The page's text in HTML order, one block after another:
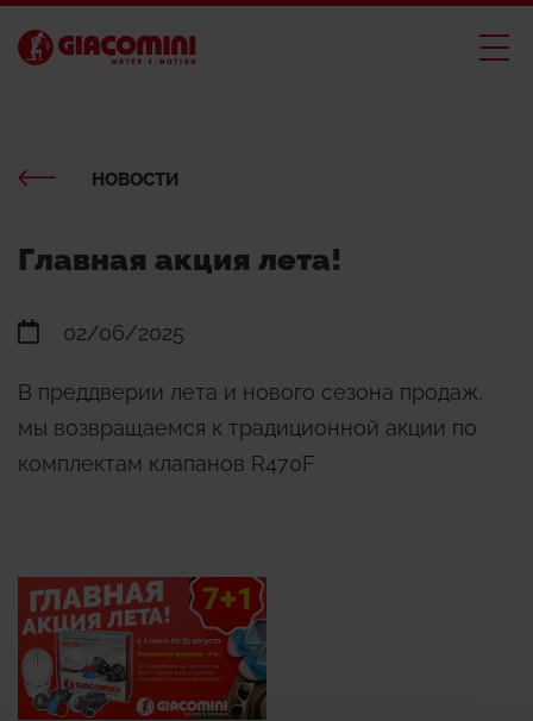
НОВОСТИ
Главная акция лета!
02/06/2025
В преддверии лета и нового сезона продаж,
мы возвращаемся к традиционной акции по
комплектам клапанов R470F